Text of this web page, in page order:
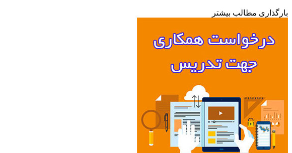
بارگذاری مطالب بیشتر